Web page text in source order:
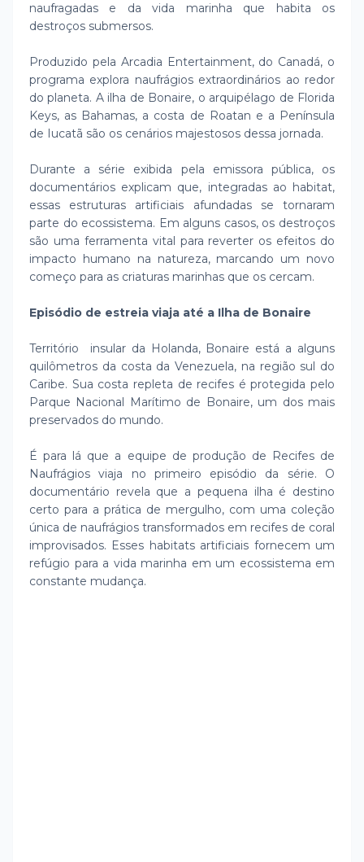
naufragadas e da vida marinha que habita os
destroços submersos.
Produzido pela Arcadia Entertainment, do Canadá, o
programa explora naufrágios extraordinários ao redor
do planeta. A ilha de Bonaire, o arquipélago de Florida
Keys, as Bahamas, a costa de Roatan e a Península
de Iucatã são os cenários majestosos dessa jornada.
Durante a série exibida pela emissora pública, os
documentários explicam que, integradas ao habitat,
essas estruturas artificiais afundadas se tornaram
parte do ecossistema. Em alguns casos, os destroços
são uma ferramenta vital para reverter os efeitos do
impacto humano na natureza, marcando um novo
começo para as criaturas marinhas que os cercam.
Episódio de estreia viaja até a Ilha de Bonaire
Território insular da Holanda, Bonaire está a alguns
quilômetros da costa da Venezuela, na região sul do
Caribe. Sua costa repleta de recifes é protegida pelo
Parque Nacional Marítimo de Bonaire, um dos mais
preservados do mundo.
É para lá que a equipe de produção de Recifes de
Naufrágios viaja no primeiro episódio da série. O
documentário revela que a pequena ilha é destino
certo para a prática de mergulho, com uma coleção
única de naufrágios transformados em recifes de coral
improvisados. Esses habitats artificiais fornecem um
refúgio para a vida marinha em um ecossistema em
constante mudança.